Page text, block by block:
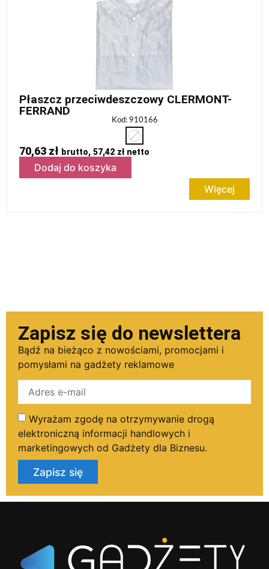
Płaszcz przeciwdeszczowy CLERMONT-
FERRAND
Kod: 910166
70,63 zł brutto, 57,42 złnetto
Dodaj do koszyka
Więcej
Zapisz się do newslettera
Bądź na bieżąco z nowościami, promocjami i
pomysłami na gadżety reklamowe
Wyrażam zgodę na otrzymywanie drogą
elektroniczną informacji handlowych i
marketingowych od Gadżety dla Biznesu.
Zapisz się